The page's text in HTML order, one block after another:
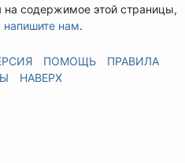
на содержимое этой страницы,
напишите нам.
ПОМОЩЬ
ПРАВИЛА
НАВЕРХ